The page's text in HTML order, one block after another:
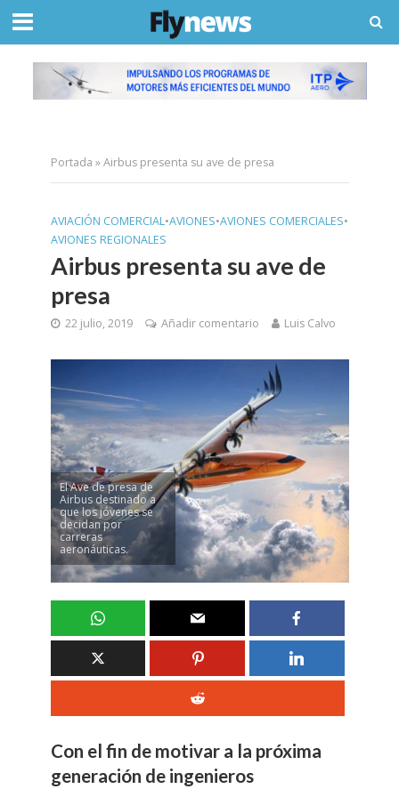
Portada »Airbus presenta su ave de presa
AVIACIÓN COMERCIAL•AVIONES•AVIONES COMERCIALES•
AVIONES REGIONALES
Airbus presenta su ave de
presa
22 julio, 2019 Añadir comentario Luis Calvo
El Ave de presa de
Airbus destinado a
que los jóvenes se
decidan por
carreras
aeronáuticas.
Con el fin de motivar a la próxima
generación de ingenieros